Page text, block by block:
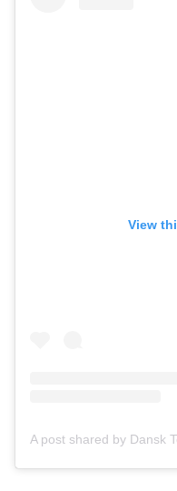
View
A post shared by Dansk